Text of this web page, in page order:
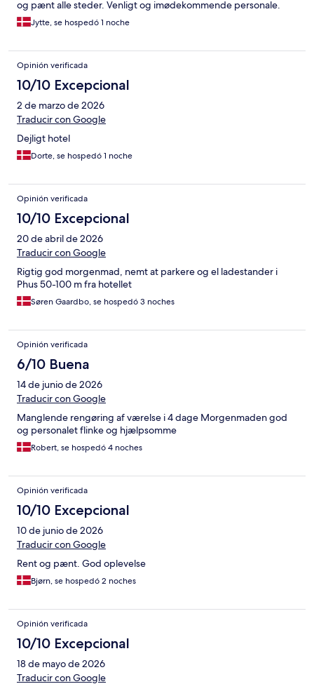
og pænt alle steder. Venligt og imødekommende personale.
Jytte, se hospedó 1 noche
Opinión verificada
10/10 Excepcional
2 de marzo de 2026
Traducir con Google
Dejligt hotel
Dorte, se hospedó 1 noche
Opinión verificada
10/10 Excepcional
20 de abril de 2026
Traducir con Google
Rigtig god morgenmad, nemt at parkere og el ladestander i
Phus 50-100 m fra hotellet
Søren Gaardbo, se hospedó 3 noches
Opinión verificada
6/10 Buena
14 de junio de 2026
Traducir con Google
Manglende rengøring af værelse i 4 dage Morgenmaden god
og personalet flinke og hjælpsomme
Robert, se hospedó 4 noches
Opinión verificada
10/10 Excepcional
10 de junio de 2026
Traducir con Google
Rent og pænt. God oplevelse
Bjørn, se hospedó 2 noches
Opinión verificada
10/10 Excepcional
18 de mayo de 2026
Traducir con Google